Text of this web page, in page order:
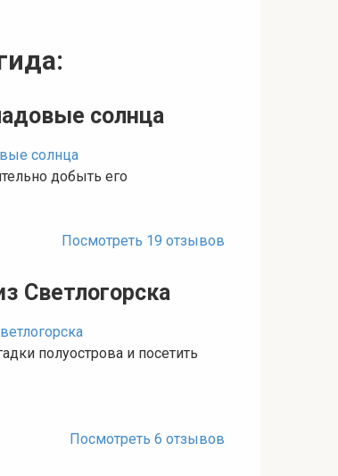
солнца
добыть его
Посмотреть 19 отзывов
Светлогорска
полуострова и посетить
Посмотреть 6 отзывов